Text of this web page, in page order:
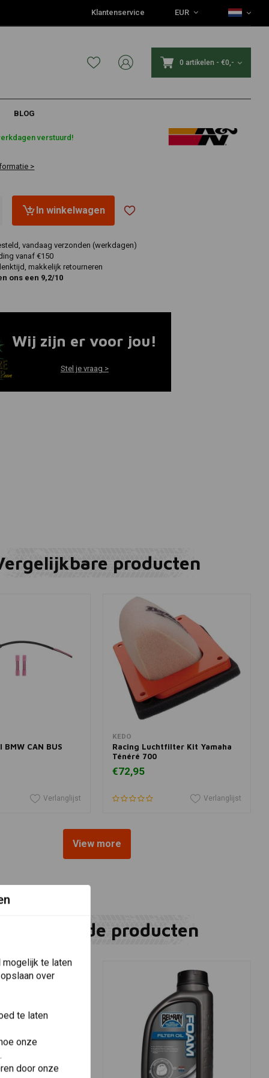
Klantenservice EUR
0 artikelen - €0,-
BLOG
verstuurd!
>
In winkelwagen
vandaag verzonden (werkdagen)
vanaf €150
makkelijk retourneren
ons een 9,2/10
Wij zijn er voor jou!
Stel je vraag >
producten
CAN BUS
Verlanglijst
KEDO
Racing Luchtfilter Kit Yamaha
Ténéré 700
€72,95
Verlanglijst
View more
Gerelateerde producten
mogelijk te laten
over
te laten
onze
door onze